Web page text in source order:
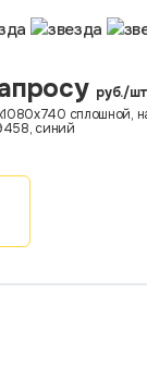
руб./шт
сплошной,
синий